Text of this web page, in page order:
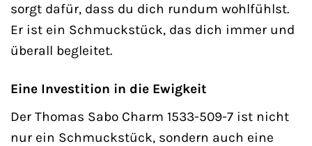
sorgt dafür, dass du dich rundum wohlfühlst.
Er ist ein Schmuckstück, das dich immer und
überall begleitet.
Eine Investition in die Ewigkeit
Der Thomas Sabo Charm 1533-509-7 ist nicht
nur ein Schmuckstück, sondern auch eine